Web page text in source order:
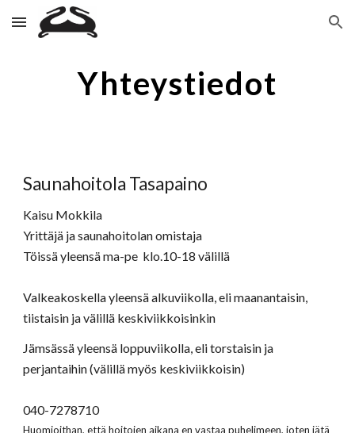
Skip to main content Skip to navigation
Yhteystiedot
Saunahoitola Tasapaino
Kaisu Mokkila
Yrittäjä ja saunahoitolan omistaja
Töissä yleensä ma-pe klo.10-18 välillä
Valkeakoskella yleensä alkuviikolla, eli maanantaisin,
tiistaisin ja välillä keskiviikkoisinkin
Jämsässä yleensä loppuviikolla, eli torstaisin ja
perjantaihin (välillä myös keskiviikkoisin)
040-7278710
Huomioithan, että hoitojen aikana en vastaa puhelimeen, joten jätä